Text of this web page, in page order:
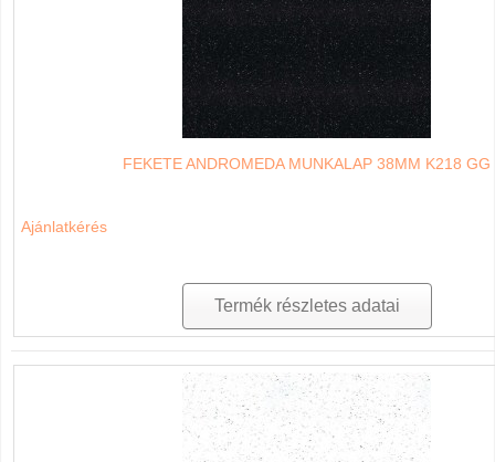
FEKETE ANDROMEDA MUNKALAP 38MM K218 GG
Ajánlatkérés
Termék részletes adatai